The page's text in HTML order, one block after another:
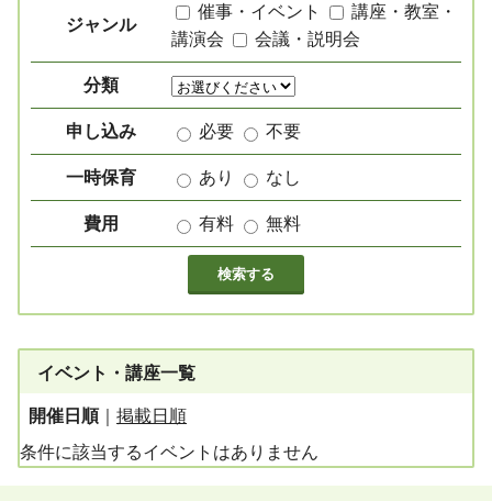
ジャンル
催事・イベント
講座・教室・
講演会
会議・説明会
分類
申し込み 必要 不要
一時保育 あり なし
費用 有料 無料
イベント・講座一覧
開催日順｜ 掲載日順
条件に該当するイベントはありません